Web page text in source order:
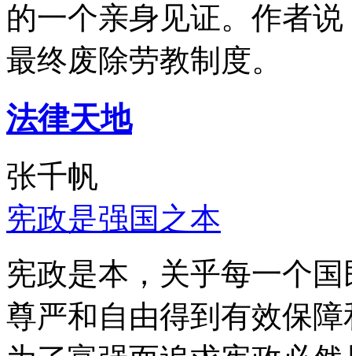
的一个亲身见证。作者
最终废除劳教制度。
法律天地
张千帆
宪政是强国之本
宪政是本，关乎每一个
尊严和自由得到有效保